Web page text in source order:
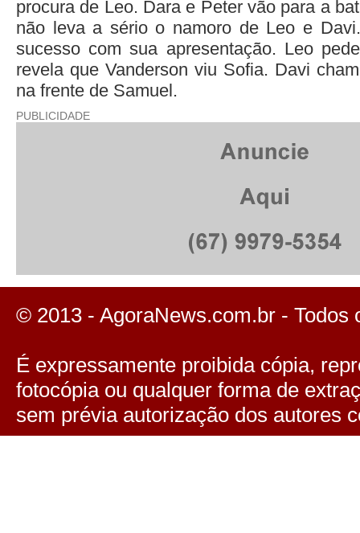
procura de Leo. Dara e Peter vão para a
não leva a sério o namoro de Leo e
sucesso com sua apresentação. Leo
revela que Vanderson viu Sofia. Davi
na frente de Samuel.
PUBLICIDADE
© 2013 - AgoraNews.com.br - Todos
É expressamente proibida cópia,
fotocópia ou qualquer forma de
sem prévia autorização dos autores